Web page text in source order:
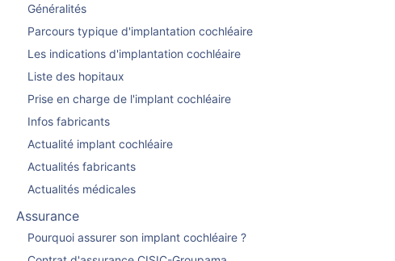
Généralités
Parcours typique d'implantation cochléaire
Les indications d'implantation cochléaire
Liste des hopitaux
Prise en charge de l'implant cochléaire
Infos fabricants
Actualité implant cochléaire
Actualités fabricants
Actualités médicales
Assurance
Pourquoi assurer son implant cochléaire ?